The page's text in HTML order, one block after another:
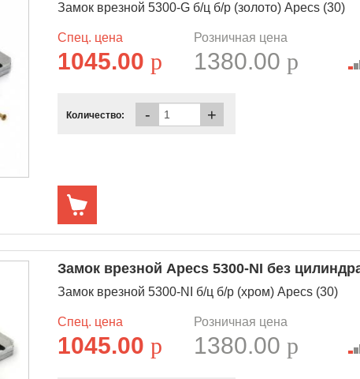
Замок врезной 5300-G б/ц б/р (золото) Apecs (30)
Спец. цена
1045.00p
Розничная цена
1380.00p
Количество: - +
Замок врезной Apecs 5300-NI без
Замок врезной 5300-NI б/ц б/р (хром) Apecs (30)
Спец. цена
1045.00p
Розничная цена
1380.00p